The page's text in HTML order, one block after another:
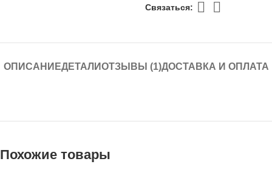
Связаться:
ОПИСАНИЕДЕТАЛИОТЗЫВЫ (1)ДОСТАВКА И ОПЛАТА
Похожие товары